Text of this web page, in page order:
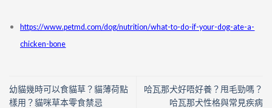
https://www.petmd.com/dog/nutrition/what-to-do-if-your-dog-ate-a-
chicken-bone
幼貓幾時可以食貓草？貓薄荷點
樣用？貓咪草本零食禁忌
哈瓦那犬好唔好養？甩毛勁嗎？
哈瓦那犬性格與常見疾病